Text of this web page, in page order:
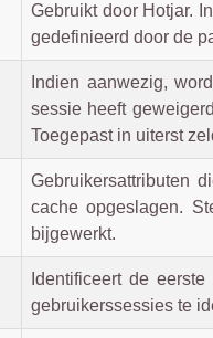
Gebruikt door Hotjar.
gedefinieerd door de
Indien aanwezig,
sessie heeft
Toegepast in uiterst
Gebruikersattributen
cache opgeslagen.
bijgewerkt.
Identificeert de
gebruikerssessies te